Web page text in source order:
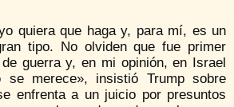
quiera que haga y, para mí, es un
tipo. No olviden que fue primer
guerra y, en mi opinión, en Israel
merece», insistió Trump sobre
enfrenta a un juicio por presuntos